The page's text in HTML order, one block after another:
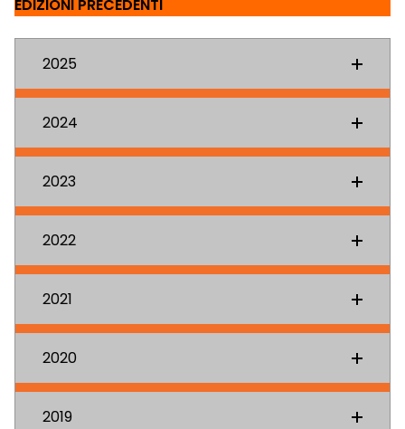
EDIZIONI PRECEDENTI
2025
2024
2023
2022
2021
2020
2019